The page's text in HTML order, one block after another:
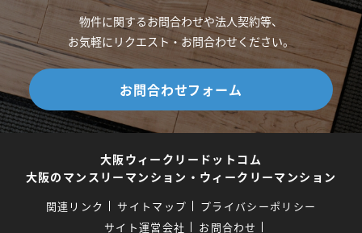
物件に関するお問合わせや法人契約等、
お気軽にリクエスト・お問合わせください。
お問合わせフォーム
大阪ウィークリードットコム
大阪のマンスリーマンション・ウィークリーマンション
関連リンク サイトマップ
プライバシーポリシー
サイト運営会社
お問合わせ